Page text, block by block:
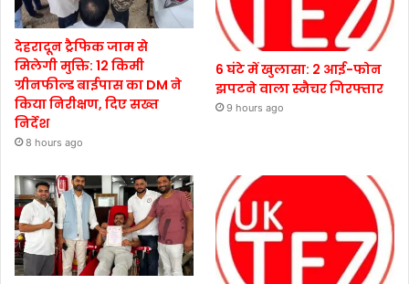
देहरादून ट्रैफिक जाम से
मिलेगी मुक्ति: 12 किमी
ग्रीनफील्ड बाईपास का DM ने
किया निरीक्षण, दिए सख्त
निर्देश
8 hours ago
6 घंटे में खुलासा: 2 आई-फोन
झपटने वाला स्नैचर गिरफ्तार
9 hours ago